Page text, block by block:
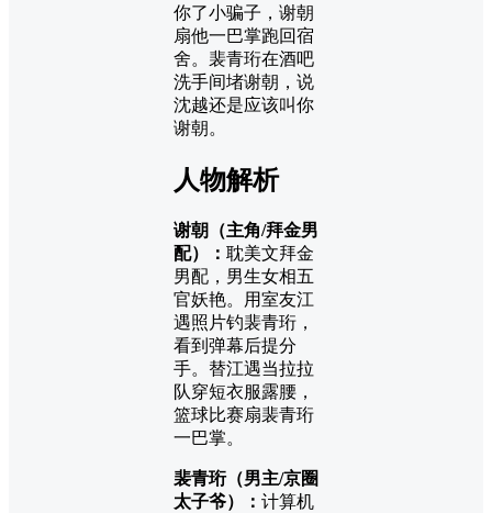
你了小骗子，谢朝
扇他一巴掌跑回宿
舍。裴青珩在酒吧
洗手间堵谢朝，说
沈越还是应该叫你
谢朝。
人物解析
谢朝（主角/拜金男
配）： 耽美文拜金
男配，男生女相五
官妖艳。用室友江
遇照片钓裴青珩，
看到弹幕后提分
手。替江遇当拉拉
队穿短衣服露腰，
篮球比赛扇裴青珩
一巴掌。
裴青珩（男主/京圈
太子爷）： 计算机